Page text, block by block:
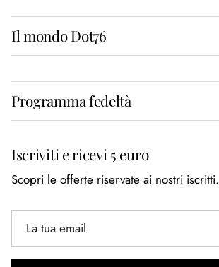
Il mondo Dot76
Programma fedeltà
Iscriviti e ricevi 5 euro
Scopri le offerte riservate ai nostri iscritti.